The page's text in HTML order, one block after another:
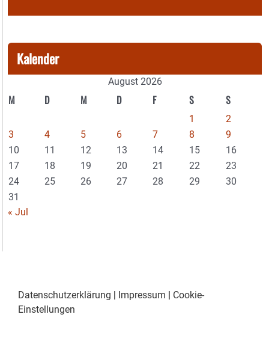
Kalender
August 2026
M D M D F S S
1
2
3
4 5 6 7 8
9
10
11 12 13 14 15
16
17
18 19 20 21 22
23
24
25 26 27 28 29
30
31
« Jul
Datenschutzerklärung Impressum
Cookie-
Einstellungen